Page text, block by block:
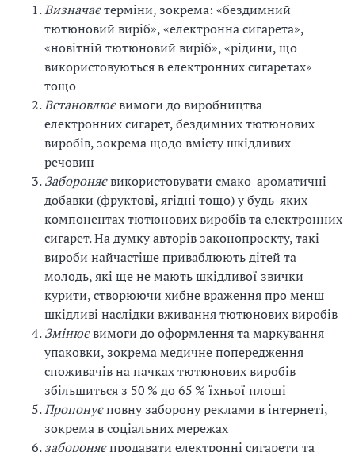
Визначаєтерміни, зокрема: «бездимний
тютюновий виріб», «електронна сигарета»,
«новітній тютюновий виріб», «рідини, що
використовуються в електронних сигаретах»
тощо
Встановлюєвимоги до виробництва
електронних сигарет, бездимних тютюнових
виробів, зокрема щодо вмісту шкідливих
речовин
Забороняєвикористовувати смако-ароматичні
добавки (фруктові, ягідні тощо) у будь-яких
компонентах тютюнових виробів та електронних
сигарет. На думку авторів законопроєкту, такі
вироби найчастіше приваблюють дітей та
молодь, які ще не мають шкідливої звички
курити, створюючи хибне враження про менш
шкідливі наслідки вживання тютюнових виробів
Змінюєвимоги до оформлення та маркування
упаковки, зокрема медичне попередження
споживачів на пачках тютюнових виробів
збільшиться з 50 % до 65 % їхньої площі
Пропонуєповну заборону реклами в інтернеті,
зокрема в соціальних мережах
забороняєпродавати електронні сигарети та